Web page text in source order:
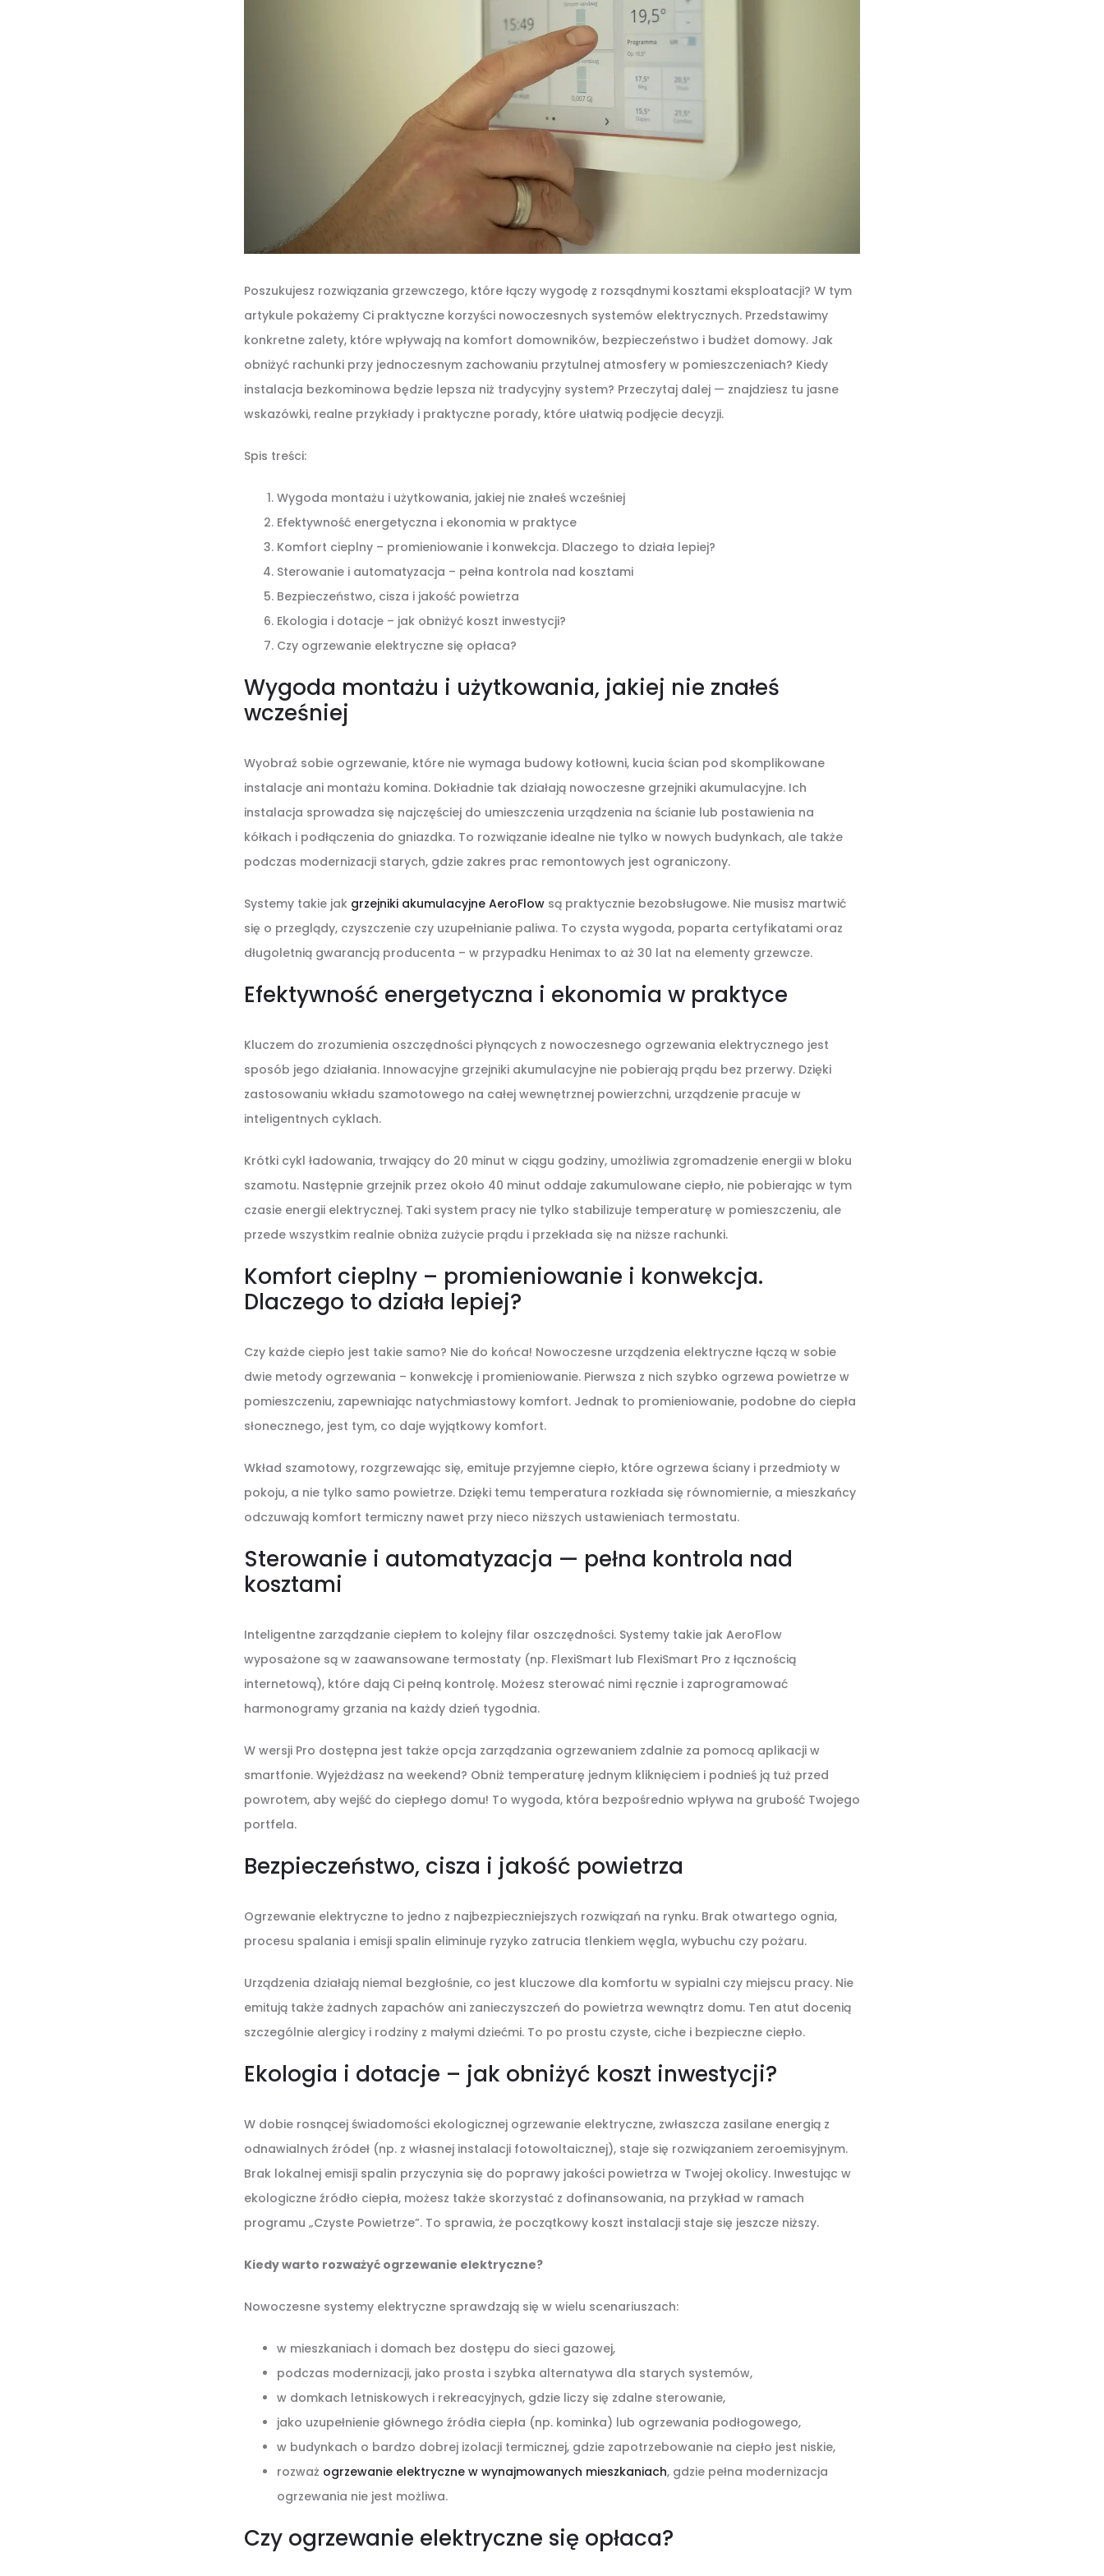
Poszukujesz rozwiązania grzewczego, które łączy wygodę z rozsądnymi kosztami eksploatacji? W tym
artykule pokażemy Ci praktyczne korzyści nowoczesnych systemów elektrycznych. Przedstawimy
konkretne zalety, które wpływają na komfort domowników, bezpieczeństwo i budżet domowy. Jak
obniżyć rachunki przy jednoczesnym zachowaniu przytulnej atmosfery w pomieszczeniach? Kiedy
instalacja bezkominowa będzie lepsza niż tradycyjny system? Przeczytaj dalej — znajdziesz tu jasne
wskazówki, realne przykłady i praktyczne porady, które ułatwią podjęcie decyzji.
Spis treści:
Wygoda montażu i użytkowania, jakiej nie znałeś wcześniej
Efektywność energetyczna i ekonomia w praktyce
Komfort cieplny – promieniowanie i konwekcja. Dlaczego to działa lepiej?
Sterowanie i automatyzacja – pełna kontrola nad kosztami
Bezpieczeństwo, cisza i jakość powietrza
Ekologia i dotacje – jak obniżyć koszt inwestycji?
Czy ogrzewanie elektryczne się opłaca?
Wygoda montażu i użytkowania, jakiej nie znałeś
wcześniej
Wyobraź sobie ogrzewanie, które nie wymaga budowy kotłowni, kucia ścian pod skomplikowane
instalacje ani montażu komina. Dokładnie tak działają nowoczesne grzejniki akumulacyjne. Ich
instalacja sprowadza się najczęściej do umieszczenia urządzenia na ścianie lub postawienia na
kółkach i podłączenia do gniazdka. To rozwiązanie idealne nie tylko w nowych budynkach, ale także
podczas modernizacji starych, gdzie zakres prac remontowych jest ograniczony.
Systemy takie jak grzejniki akumulacyjne AeroFlow są praktycznie bezobsługowe. Nie musisz martwić
się o przeglądy, czyszczenie czy uzupełnianie paliwa. To czysta wygoda, poparta certyfikatami oraz
długoletnią gwarancją producenta – w przypadku Henimax to aż 30 lat na elementy grzewcze.
Efektywność energetyczna i ekonomia w praktyce
Kluczem do zrozumienia oszczędności płynących z nowoczesnego ogrzewania elektrycznego jest
sposób jego działania. Innowacyjne grzejniki akumulacyjne nie pobierają prądu bez przerwy. Dzięki
zastosowaniu wkładu szamotowego na całej wewnętrznej powierzchni, urządzenie pracuje w
inteligentnych cyklach.
Krótki cykl ładowania, trwający do 20 minut w ciągu godziny, umożliwia zgromadzenie energii w bloku
szamotu. Następnie grzejnik przez około 40 minut oddaje zakumulowane ciepło, nie pobierając w tym
czasie energii elektrycznej. Taki system pracy nie tylko stabilizuje temperaturę w pomieszczeniu, ale
przede wszystkim realnie obniża zużycie prądu i przekłada się na niższe rachunki.
Komfort cieplny – promieniowanie i konwekcja.
Dlaczego to działa lepiej?
Czy każde ciepło jest takie samo? Nie do końca! Nowoczesne urządzenia elektryczne łączą w sobie
dwie metody ogrzewania – konwekcję i promieniowanie. Pierwsza z nich szybko ogrzewa powietrze w
pomieszczeniu, zapewniając natychmiastowy komfort. Jednak to promieniowanie, podobne do ciepła
słonecznego, jest tym, co daje wyjątkowy komfort.
Wkład szamotowy, rozgrzewając się, emituje przyjemne ciepło, które ogrzewa ściany i przedmioty w
pokoju, a nie tylko samo powietrze. Dzięki temu temperatura rozkłada się równomiernie, a mieszkańcy
odczuwają komfort termiczny nawet przy nieco niższych ustawieniach termostatu.
Sterowanie i automatyzacja — pełna kontrola nad
kosztami
Inteligentne zarządzanie ciepłem to kolejny filar oszczędności. Systemy takie jak AeroFlow
wyposażone są w zaawansowane termostaty (np. FlexiSmart lub FlexiSmart Pro z łącznością
internetową), które dają Ci pełną kontrolę. Możesz sterować nimi ręcznie i zaprogramować
harmonogramy grzania na każdy dzień tygodnia.
W wersji Pro dostępna jest także opcja zarządzania ogrzewaniem zdalnie za pomocą aplikacji w
smartfonie. Wyjeżdżasz na weekend? Obniż temperaturę jednym kliknięciem i podnieś ją tuż przed
powrotem, aby wejść do ciepłego domu! To wygoda, która bezpośrednio wpływa na grubość Twojego
portfela.
Bezpieczeństwo, cisza i jakość powietrza
Ogrzewanie elektryczne to jedno z najbezpieczniejszych rozwiązań na rynku. Brak otwartego ognia,
procesu spalania i emisji spalin eliminuje ryzyko zatrucia tlenkiem węgla, wybuchu czy pożaru.
Urządzenia działają niemal bezgłośnie, co jest kluczowe dla komfortu w sypialni czy miejscu pracy. Nie
emitują także żadnych zapachów ani zanieczyszczeń do powietrza wewnątrz domu. Ten atut docenią
szczególnie alergicy i rodziny z małymi dziećmi. To po prostu czyste, ciche i bezpieczne ciepło.
Ekologia i dotacje – jak obniżyć koszt inwestycji?
W dobie rosnącej świadomości ekologicznej ogrzewanie elektryczne, zwłaszcza zasilane energią z
odnawialnych źródeł (np. z własnej instalacji fotowoltaicznej), staje się rozwiązaniem zeroemisyjnym.
Brak lokalnej emisji spalin przyczynia się do poprawy jakości powietrza w Twojej okolicy. Inwestując w
ekologiczne źródło ciepła, możesz także skorzystać z dofinansowania, na przykład w ramach
programu „Czyste Powietrze”. To sprawia, że początkowy koszt instalacji staje się jeszcze niższy.
Kiedy warto rozważyć ogrzewanie elektryczne?
Nowoczesne systemy elektryczne sprawdzają się w wielu scenariuszach:
w mieszkaniach i domach bez dostępu do sieci gazowej,
podczas modernizacji, jako prosta i szybka alternatywa dla starych systemów,
w domkach letniskowych i rekreacyjnych, gdzie liczy się zdalne sterowanie,
jako uzupełnienie głównego źródła ciepła (np. kominka) lub ogrzewania podłogowego,
w budynkach o bardzo dobrej izolacji termicznej, gdzie zapotrzebowanie na ciepło jest niskie,
rozważ ogrzewanie elektryczne w wynajmowanych mieszkaniach, gdzie pełna modernizacja
ogrzewania nie jest możliwa.
Czy ogrzewanie elektryczne się opłaca?